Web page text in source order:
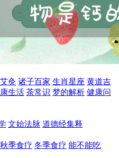
灸 诸子百家 生肖星座 黄道吉
生活 茶常识 梦的解析 健康问
文始法脉 道德经集释
秋季食疗 冬季食疗 能不能吃